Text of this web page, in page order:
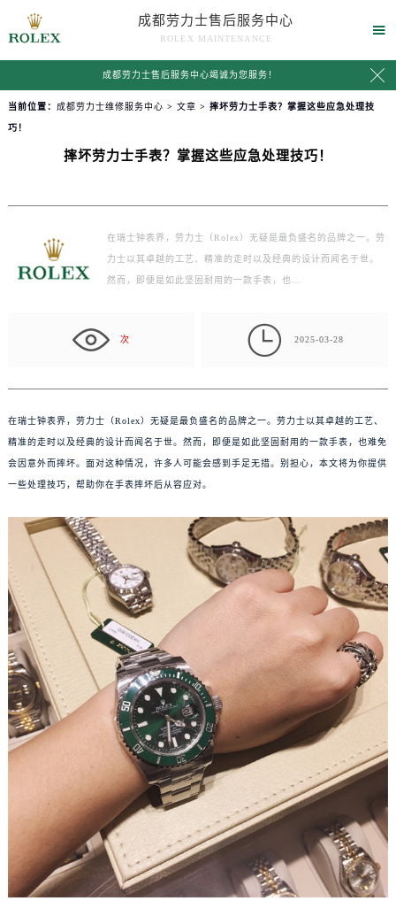
成都劳力士售后服务中心
ROLEX MAINTENANCE

成都劳力士售后服务中心竭诚为您服务！ 
当前位置： 成都劳力士维修服务中心 > 文章 > 摔坏劳力士手表？掌握这些应急处理技
巧！
摔坏劳力士手表？掌握这些应急处理技巧！
在瑞士钟表界，劳力士（Rolex）无疑是最负盛名的品牌之一。劳
力士以其卓越的工艺、精准的走时以及经典的设计而闻名于世。
然而，即便是如此坚固耐用的一款手表，也…
次  2025-03-28
在瑞士钟表界，劳力士（Rolex）无疑是最负盛名的品牌之一。劳力士以其卓越的工艺、
精准的走时以及经典的设计而闻名于世。然而，即便是如此坚固耐用的一款手表，也难免
会因意外而摔坏。面对这种情况，许多人可能会感到手足无措。别担心，本文将为你提供
一些处理技巧，帮助你在手表摔坏后从容应对。